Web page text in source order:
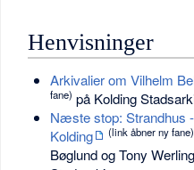
Henvisninger
Arkivalier om Vilhelm
fane) på Kolding
Næste stop: Strandhus
Kolding
(link åbner ny fane)
Bøglund og Tony